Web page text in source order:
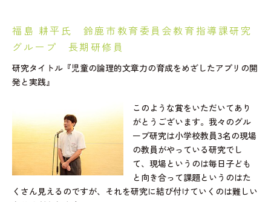
福島 耕平氏 鈴鹿市教育委員会教育指導課研究
グループ 長期研修員
研究タイトル『児童の論理的文章力の育成をめざしたアプリの開
発と実践』
このような賞をいただいてあり
がとうございます。我々のグル
ープ研究は小学校教員3名の現場
の教員がやっている研究でし
て、現場というのは毎日子ども
と向き合って課題というのはた
くさん見えるのですが、それを研究に結び付けていくのは難しい